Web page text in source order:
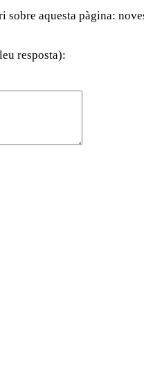
sobre aquesta pàgina:
resposta):